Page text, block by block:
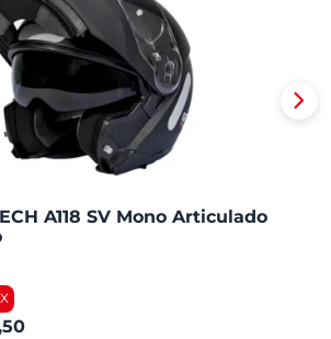
A118 SV Mono Articulado